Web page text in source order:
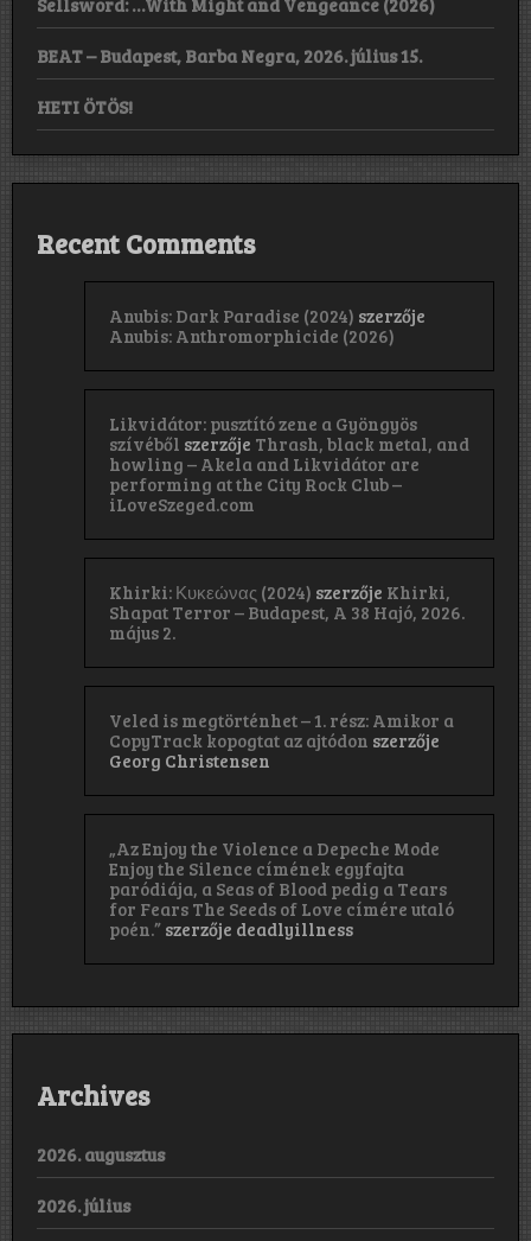
Sellsword: …With Might and Vengeance (2026)
BEAT – Budapest, Barba Negra, 2026. július 15.
HETI ÖTÖS!
Recent Comments
Anubis: Dark Paradise (2024) szerzője
Anubis: Anthromorphicide (2026)
Likvidátor: pusztító zene a Gyöngyös
szívéből szerzője Thrash, black metal, and
howling – Akela and Likvidátor are
performing at the City Rock Club –
iLoveSzeged.com
Khirki: Κ​υ​κ​ε​ώ​ν​α​ς (2024) szerzője Khirki,
Shapat Terror – Budapest, A 38 Hajó, 2026.
május 2.
Veled is megtörténhet – 1. rész: Amikor a
CopyTrack kopogtat az ajtódon szerzője
Georg Christensen
„Az Enjoy the Violence a Depeche Mode
Enjoy the Silence címének egyfajta
paródiája, a Seas of Blood pedig a Tears
for Fears The Seeds of Love címére utaló
poén.” szerzője deadlyillness
Archives
2026. augusztus
2026. július